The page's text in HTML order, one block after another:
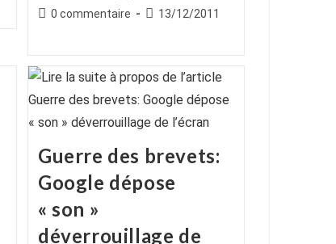
de
category:
Commentaires
publication :
0 commentaire
Publication
13/12/2011
Guerre des brevets:
Google dépose
« son »
déverrouillage de